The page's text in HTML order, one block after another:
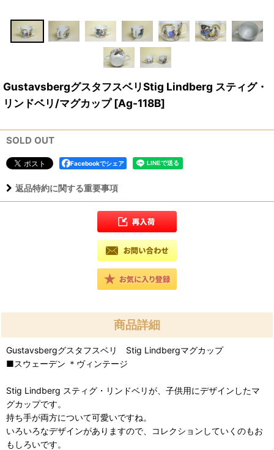
GustavsbergグスタフスベリStig Lindberg スティグ・
リンドベリ/マグカップ [Ag-118B]
SOLD OUT
Facebookでシェア
返品特約に関する重要事項
商品詳細
Gustavsbergグスタフスベリ Stig Lindbergマグカップ
■スウェーデン ＊ヴィンテージ
Stig Lindberg スティグ・リンドベリが、子供用にデザインしたマ
グカップです。
持ち手が両方について可愛いですね。
いろいろなデザインがありますので、コレクションしていくのもお
もしろいです。